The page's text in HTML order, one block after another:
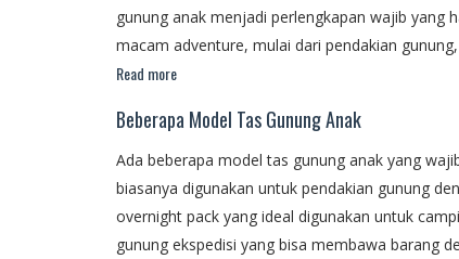
gunung anak menjadi perlengkapan wajib yang
macam adventure, mulai dari pendakian
Read more
Beberapa Model Tas Gunung Anak
Ada beberapa model tas gunung anak yang
biasanya digunakan untuk pendakian gunung
overnight pack yang ideal digunakan untuk
gunung ekspedisi yang bisa membawa barang